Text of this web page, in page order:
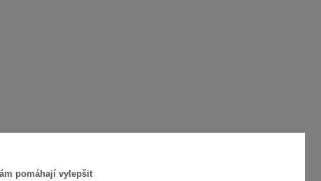
pomáhají vylepšit